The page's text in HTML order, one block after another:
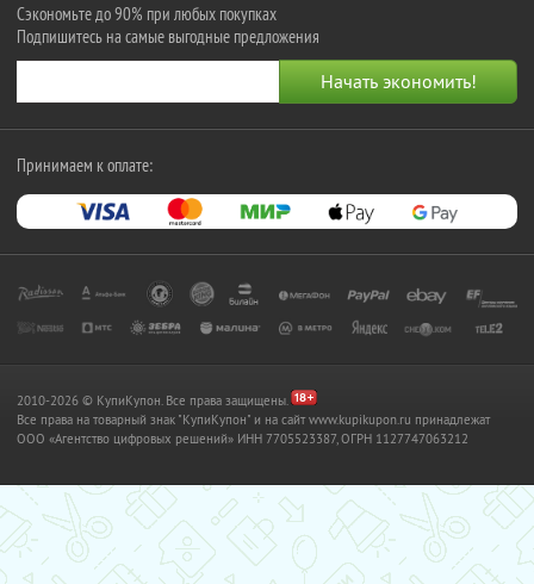
Сэкономьте до 90% при любых покупках
Подпишитесь на самые выгодные предложения
Принимаем к оплате:
2010-2026 © КупиКупон. Все права защищены.
Все права на товарный знак "КупиКупон" и на сайт www.kupikupon.ru принадлежат
OOO «Агентство цифровых решений» ИНН 7705523387, ОГРН 1127747063212